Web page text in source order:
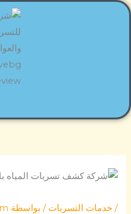
تخطي
/خدمات التسربات / بواسطة